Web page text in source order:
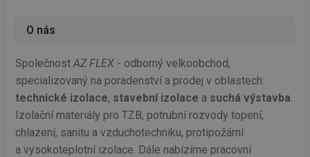
O nás
SpolečnostAZ FLEX - odborný velkoobchod,
specializovaný na poradenství a prodej v oblastech:
technické izolace, stavební izolace a suchá výstavba.
Izolační materiály pro TZB, potrubní rozvody topení,
chlazení, sanitu a vzduchotechniku, protipožární
a vysokoteplotní izolace. Dále nabízíme pracovní